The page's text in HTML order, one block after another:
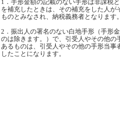
1．手形金額の記載のない手形は非課税
を補充したときは、その補充をした人が
ものとみなされ、納税義務者となります。
2．振出人の署名のない白地手形（手形
のは除きます。）で、引受人やその他の
あるものは、引受人やその他の手形当事
したことになります。